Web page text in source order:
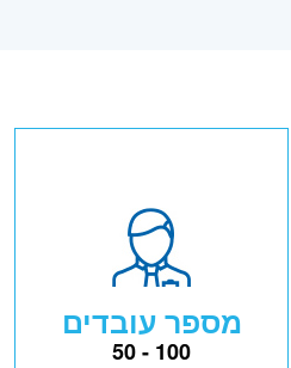
מספר עובדים
50 - 100